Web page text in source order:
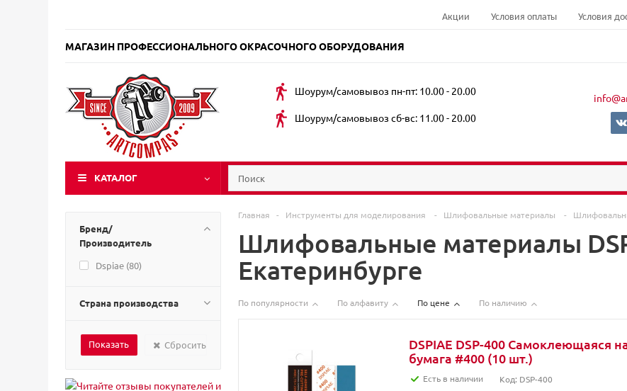
Акции Условия оплаты Условия
МАГАЗИН ПРОФЕССИОНАЛЬНОГО ОКРАСОЧНОГО ОБОРУДОВАНИЯ
Шоурум/самовывоз пн-пт: 10.00 - 20.00
Шоурум/самовывоз сб-вс: 11.00 - 20.00
КАТАЛОГ
Бренд/
Производитель
Dspiae (80)
Страна производства
Сбросить
Главная - Инструменты для моделирования - Шлифовальные материалы -
Шлифовальные материалы
Екатеринбурге
По популярности По алфавиту По цене По наличию
DSPIAE DSP-400 Самоклеющаяся
бумага #400 (10 шт.)
Есть в наличии Код: DSP-400